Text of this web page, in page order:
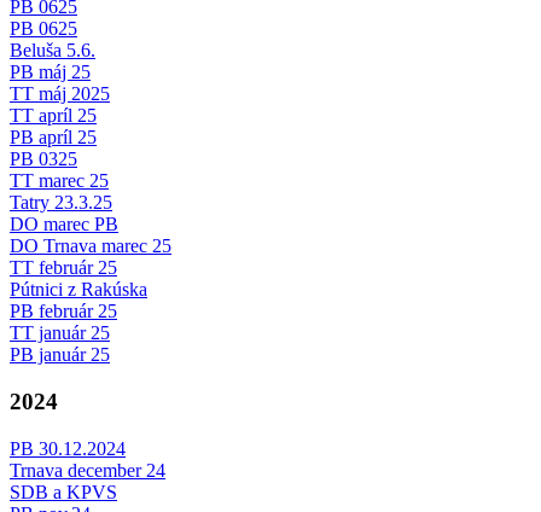
PB 0625
PB 0625
Beluša 5.6.
PB máj 25
TT máj 2025
TT apríl 25
PB apríl 25
PB 0325
TT marec 25
Tatry 23.3.25
DO marec PB
DO Trnava marec 25
TT február 25
Pútnici z Rakúska
PB február 25
TT január 25
PB január 25
2024
PB 30.12.2024
Trnava december 24
SDB a KPVS